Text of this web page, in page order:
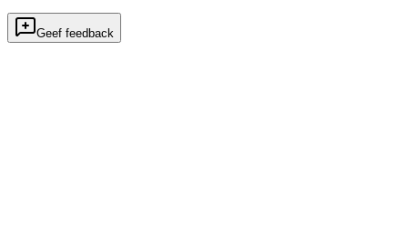
Geef feedback